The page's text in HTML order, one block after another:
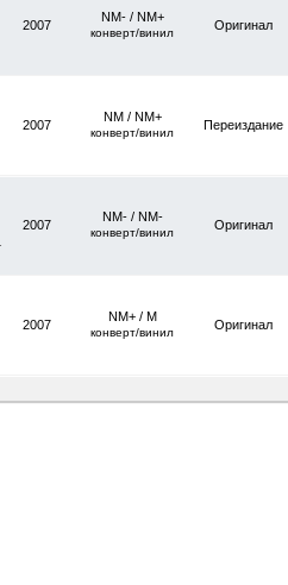
2007
NM- / NM+
конверт/винил
Оригинал
2007
NM / NM+
конверт/винил
Переиздание
2007
NM- / NM-
конверт/винил
Оригинал
2007
NM+ / M
конверт/винил
Оригинал